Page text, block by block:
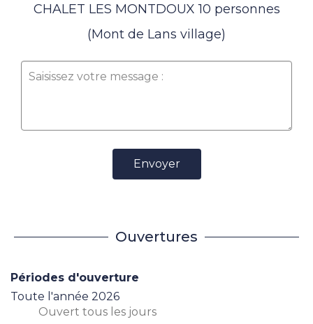
CHALET LES MONTDOUX 10 personnes
(Mont de Lans village)
Envoyer
Ouvertures
Périodes d'ouverture
Toute l'année 2026
Ouvert tous les jours